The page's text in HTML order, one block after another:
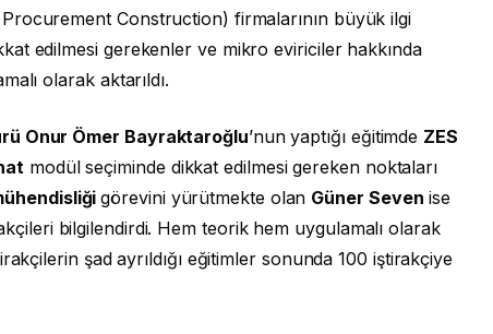
Construction) firmalarının büyük ilgi
edilmesi gerekenler ve mikro eviriciler hakkında
olarak aktarıldı.
Onur Ömer Bayraktaroğlu’nun yaptığı eğitimde ZES
modül seçiminde dikkat edilmesi gereken noktaları
görevini yürütmekte olan Güner Seven ise
bilgilendirdi. Hem teorik hem uygulamalı olarak
şad ayrıldığı eğitimler sonunda 100 iştirakçiye